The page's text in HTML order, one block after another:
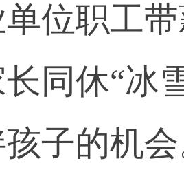
位职工
同休“冰
子的机